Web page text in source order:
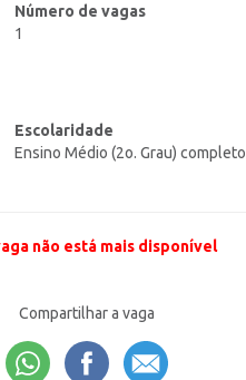
Número de vagas
1
Escolaridade
Ensino Médio (2o. Grau) completo
não está mais disponível
Compartilhar a vaga